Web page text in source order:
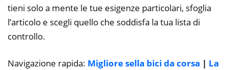
tieni solo a mente le tue esigenze particolari, sfoglia
l’articolo e scegli quello che soddisfa la tua lista di
controllo.
Navigazione rapida: Migliore sella bici da corsa | La